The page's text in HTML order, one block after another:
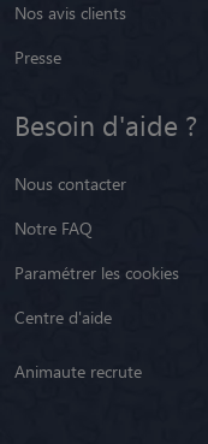
Nos avis clients
Presse
Besoin d'aide ?
Nous contacter
Notre FAQ
Paramétrer les cookies
Centre d'aide
Animaute recrute